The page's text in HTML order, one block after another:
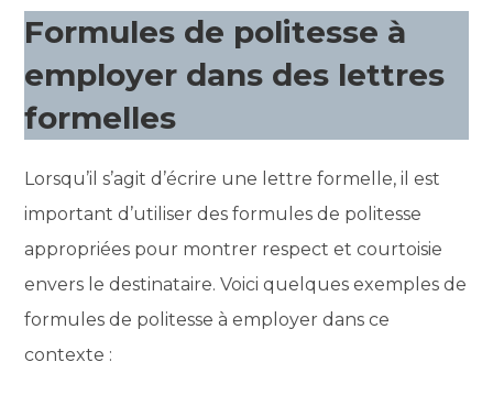
Formules de politesse à
employer dans des lettres
formelles
Lorsqu’il s’agit d’écrire une lettre formelle, il est
important d’utiliser des formules de politesse
appropriées pour montrer respect et courtoisie
envers le destinataire. Voici quelques exemples de
formules de politesse à employer dans ce
contexte :